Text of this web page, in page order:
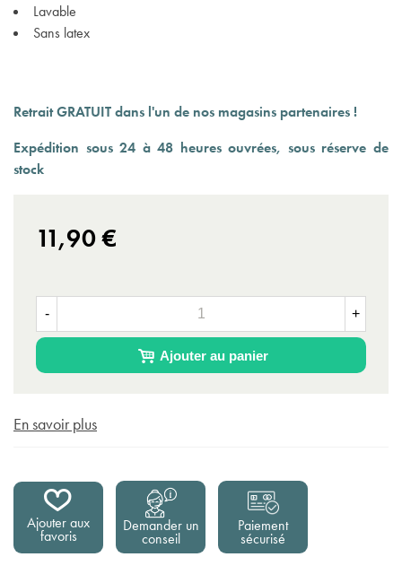
Lavable
Sans latex
Retrait GRATUIT dans l'un de nos magasins partenaires !
Expédition sous 24 à 48 heures ouvrées, sous réserve de
stock
11,90 €
- +
Ajouter au panier
En savoir plus
Ajouter aux
favoris
Demander un
conseil
Paiement
sécurisé